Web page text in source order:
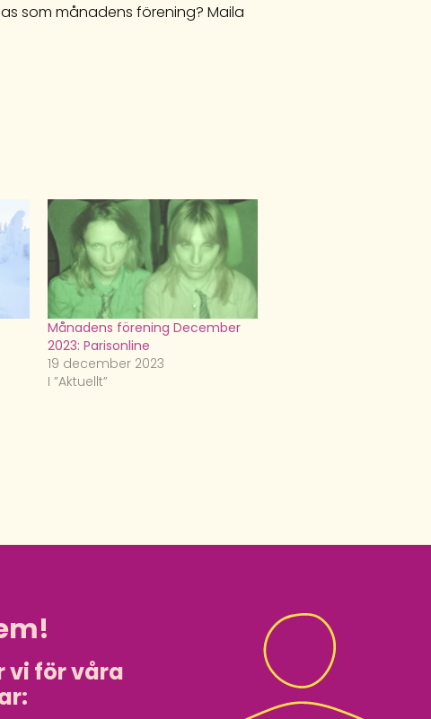
som månadens förening? Maila
Månadens förening December
2023: Parisonline
19 december 2023
I ”Aktuellt”
vi för våra